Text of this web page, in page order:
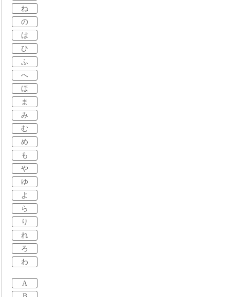
ね
の
は
ひ
ふ
へ
ほ
ま
み
む
め
も
や
ゆ
よ
ら
り
れ
ろ
わ
A